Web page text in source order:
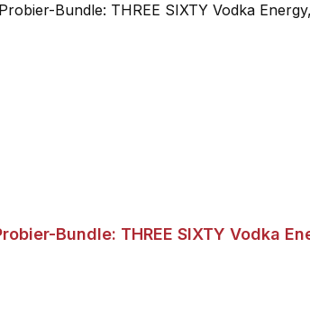
Bundle: THREE SIXTY